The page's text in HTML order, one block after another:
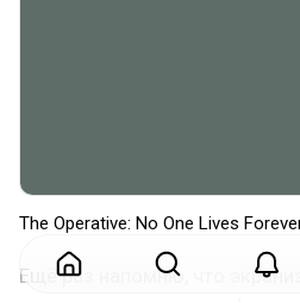
The Operative: No One Lives
Ещё раз напомню, что